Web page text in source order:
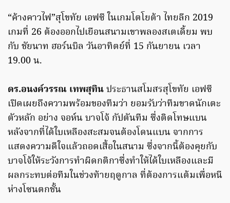
“ค้างคาวไฟ”สุโขทัย เอฟซี ในเกมโตโยต้า ไทยลีก 2019
เกมที่ 26 ต้องออกไปเยือนสนามเขาพลองสเตเดี้ยม พบ
กับ ชัยนาท ฮอร์นบิล วันอาทิตย์ที่ 15 กันยายน เวลา
19.00 น.
ดร.อนงค์วรรณ เทพสุทินประธานสโมสรสุโขทัย เอฟซี
เปิดเผยถึงความพร้อมของทีมว่า ยอมรับว่าทีมขาดนักเตะ
ตัวหลัก อย่าง จอห์น บาจโจ้ กัปตันทีม ซึ่งติดโทษแบน
หลังจากที่ได้ใบเหลืองสะสมจนต้องโดนแบน จากการ
แสดงความดีใจแล้วถอดเสื้อในสนาม ซึ่งจากนี้ต้องคุยกับ
บาจโจ้ให้ระวังการทำผิดกติกาซึ่งทำให้ได้ใบเหลืองและมี
ผลกระทบต่อทีมในช่วงท้ายฤดูกาล ที่ต้องการแต้มเพื่อหนี
ห่างโซนตกชั้น